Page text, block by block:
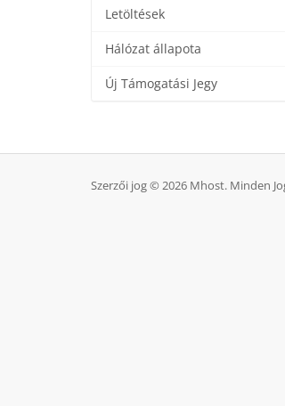
Letöltések
Hálózat állapota
Új Támogatási Jegy
Szerzői jog © 2026 Mhost. Minden